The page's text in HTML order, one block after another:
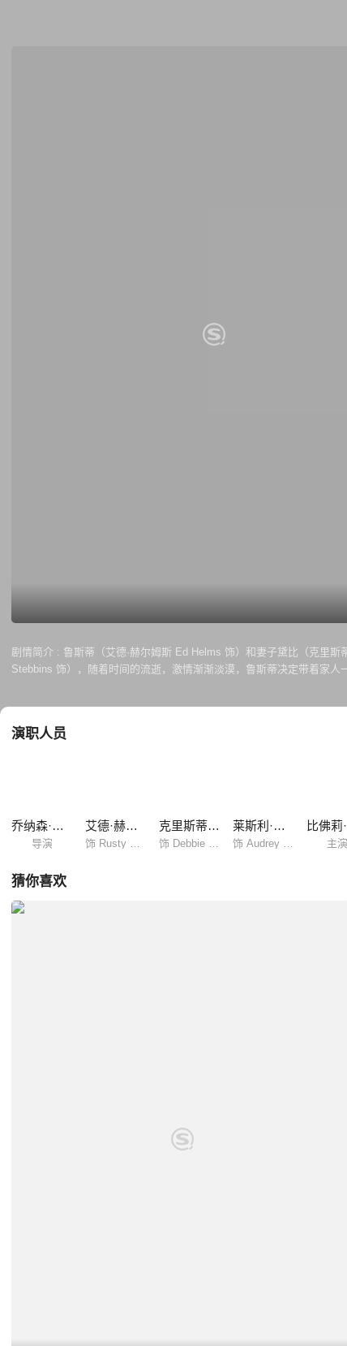
剧情简介 : 鲁斯蒂（艾德·赫尔姆斯 Ed Helms 饰）和妻子黛比（克里
Stebbins 饰），随着时间的流逝，激情渐渐淡漠，鲁斯蒂决定带着家
里斯·海姆斯沃斯 Chris Hemsworth 饰）——一位“风情万种”的金发肌
演职人员
乔纳森·M·戈尔茨坦
导演
艾德·赫尔姆斯 克里斯蒂娜·艾伯盖特 莱斯利·曼恩
主演
猜你喜欢